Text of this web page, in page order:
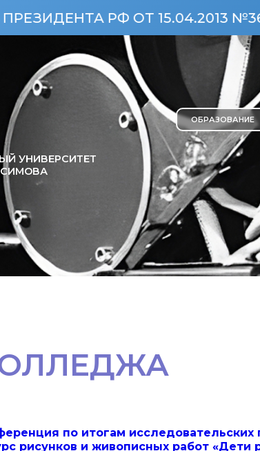
РФ ОТ 15.04.2013 №360)
УНИВЕРСИТЕТ
ОБРАЗОВАНИЕ
по итогам исследовательских
рисунков и живописных работ «Дети